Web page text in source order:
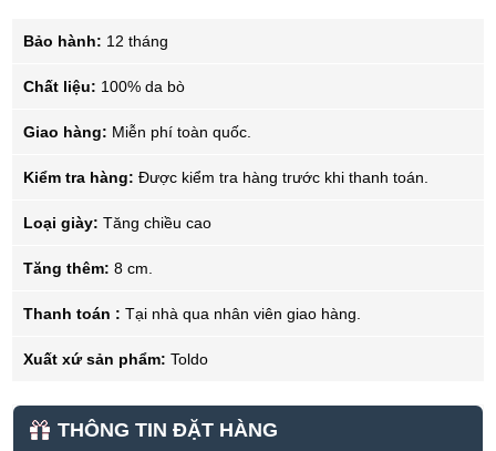
Bảo hành: 12 tháng
Chất liệu: 100% da bò
Giao hàng: Miễn phí toàn quốc.
Kiểm tra hàng: Được kiểm tra hàng trước khi thanh toán.
Loại giày: Tăng chiều cao
Tăng thêm: 8 cm.
Thanh toán : Tại nhà qua nhân viên giao hàng.
Xuất xứ sản phẩm: Toldo
THÔNG TIN ĐẶT HÀNG